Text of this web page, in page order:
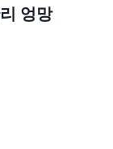
엉망